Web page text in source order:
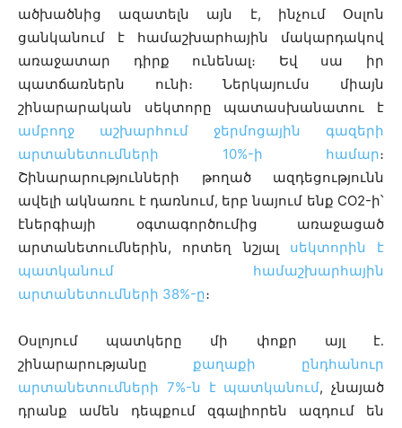
ածխածնից ազատելն այն է, ինչում Օսլոն
ցանկանում է համաշխարհային մակարդակով
առաջատար դիրք ունենալ։ Եվ սա իր
պատճառներն ունի։ Ներկայումս միայն
շինարարական սեկտորը պատասխանատու է
ամբողջ աշխարհում ջերմոցային գազերի
արտանետումների 10%-ի համար։
Շինարարությունների թողած ազդեցությունն
ավելի ակնառու է դառնում, երբ նայում ենք CO2-ի՝
էներգիայի օգտագործումից առաջացած
արտանետումներին, որտեղ նշյալ սեկտորին է
պատկանում համաշխարհային
արտանետումների 38%-ը։
Օսլոյում պատկերը մի փոքր այլ է․
շինարարությանը քաղաքի ընդհանուր
արտանետումների 7%-ն է պատկանում, չնայած
դրանք ամեն դեպքում զգալիորեն ազդում են